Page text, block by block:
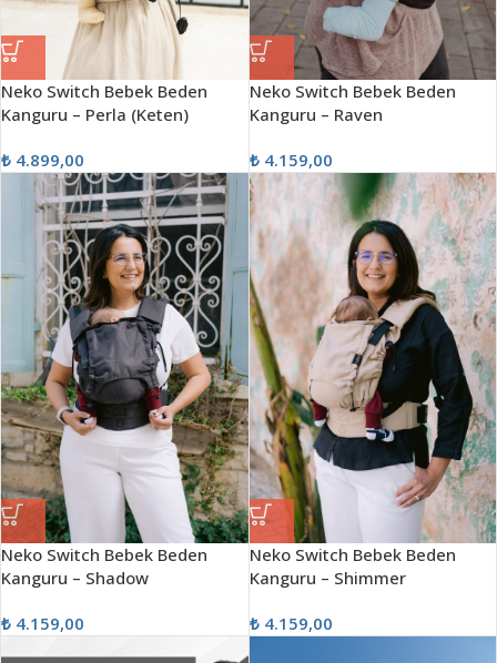
Neko Switch Bebek Beden
Kanguru – Perla (Keten)
₺ 4.899,00
Neko Switch Bebek Beden
Kanguru – Raven
₺4.159,00
Neko Switch Bebek Beden
Kanguru – Shadow
₺ 4.159,00
Neko Switch Bebek Beden
Kanguru – Shimmer
₺4.159,00